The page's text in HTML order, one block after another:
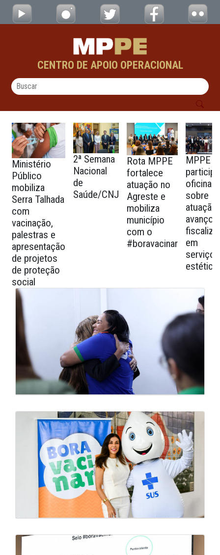
Pular para o Conteúdo principal
testes - CAOs
CENTRO DE APOIO OPERACIONAL
Ministério
Público
mobiliza
Serra Talhada
com
vacinação,
palestras e
apresentação
de projetos
de proteção
social
2ª Semana
Nacional
de
Saúde/CNJ
Rota MPPE
fortalece
atuação no
Agreste e
mobiliza
município
com o
#boravacinar
MPPE
oficina
sobre
atuação
em
estética
Galeria de Mídias